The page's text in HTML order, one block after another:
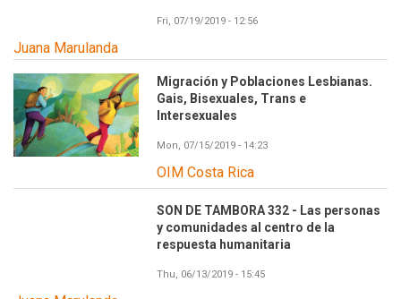
Fri, 07/19/2019 - 12:56
Juana Marulanda
Migración y Poblaciones Lesbianas.
Gais, Bisexuales, Trans e
Intersexuales
Mon, 07/15/2019 - 14:23
OIM Costa Rica
SON DE TAMBORA 332 - Las personas
y comunidades al centro de la
respuesta humanitaria
Thu, 06/13/2019 - 15:45